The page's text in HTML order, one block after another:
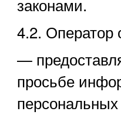
законами.
4.2. Оператор
—
просьбе